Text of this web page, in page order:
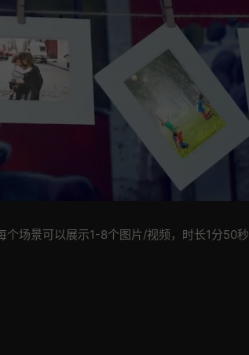
场景可以展示1-8个图片/视频，时长1分50秒